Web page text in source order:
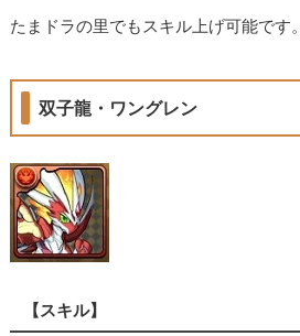
たまドラの里でもスキル上げ可能です。
双子龍・ワングレン
【スキル】